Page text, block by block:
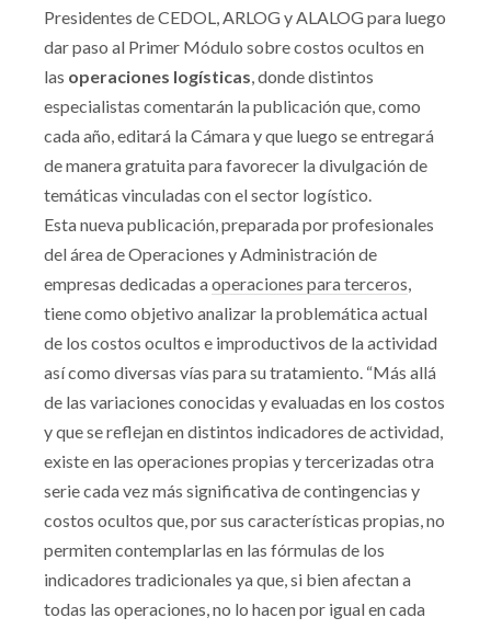
Presidentes de CEDOL, ARLOG y ALALOG para luego
dar paso al Primer Módulo sobre costos ocultos en
las operaciones logísticas, donde distintos
especialistas comentarán la publicación que, como
cada año, editará la Cámara y que luego se entregará
de manera gratuita para favorecer la divulgación de
temáticas vinculadas con el sector logístico.
Esta nueva publicación, preparada por profesionales
del área de Operaciones y Administración de
empresas dedicadas aoperaciones para terceros,
tiene como objetivo analizar la problemática actual
de los costos ocultos e improductivos de la actividad
así como diversas vías para su tratamiento. “Más allá
de las variaciones conocidas y evaluadas en los costos
y que se reflejan en distintos indicadores de actividad,
existe en las operaciones propias y tercerizadas otra
serie cada vez más significativa de contingencias y
costos ocultos que, por sus características propias, no
permiten contemplarlas en las fórmulas de los
indicadores tradicionales ya que, si bien afectan a
todas las operaciones, no lo hacen por igual en cada